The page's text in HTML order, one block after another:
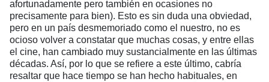
afortunadamente pero también en ocasiones no
precisamente para bien). Esto es sin duda una obviedad,
pero en un país desmemoriado como el nuestro, no es
ocioso volver a constatar que muchas cosas, y entre ellas
el cine, han cambiado muy sustancialmente en las últimas
décadas. Así, por lo que se refiere a este último, cabría
resaltar que hace tiempo se han hecho habituales, en